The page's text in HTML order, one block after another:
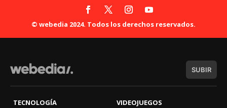
© webedia 2024. Todos los derechos reservados.
SUBIR
TECNOLOGÍA
VIDEOJUEGOS